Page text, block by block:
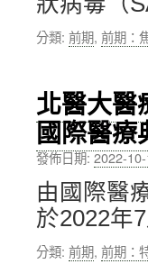
分類: 前期, 前期：
北醫大醫
國際醫療
發佈日期:2022-
由國際醫
於2022年
分類: 前期, 前期：